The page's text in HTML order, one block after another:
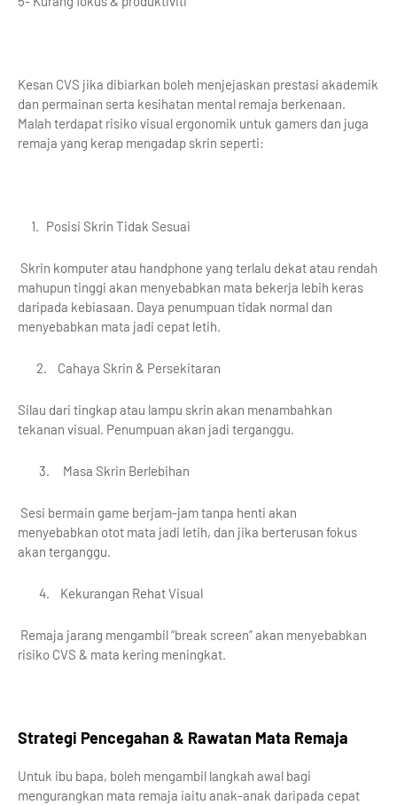
Kesan CVS jika dibiarkan boleh menjejaskan prestasi akademik
dan permainan serta kesihatan mental remaja berkenaan.
Malah terdapat risiko visual ergonomik untuk gamers dan juga
remaja yang kerap mengadap skrin seperti:
Posisi Skrin Tidak Sesuai
Skrin komputer atau handphone yang terlalu dekat atau rendah
mahupun tinggi akan menyebabkan mata bekerja lebih keras
daripada kebiasaan. Daya penumpuan tidak normal dan
menyebabkan mata jadi cepat letih.
2. Cahaya Skrin & Persekitaran
Silau dari tingkap atau lampu skrin akan menambahkan
tekanan visual. Penumpuan akan jadi terganggu.
3. Masa Skrin Berlebihan
Sesi bermain game berjam-jam tanpa henti akan
menyebabkan otot mata jadi letih, dan jika berterusan fokus
akan terganggu.
4. Kekurangan Rehat Visual
Remaja jarang mengambil “break screen” akan menyebabkan
risiko CVS & mata kering meningkat.
Strategi Pencegahan & Rawatan Mata Remaja
Untuk ibu bapa, boleh mengambil langkah awal bagi
mengurangkan mata remaja iaitu anak-anak daripada cepat